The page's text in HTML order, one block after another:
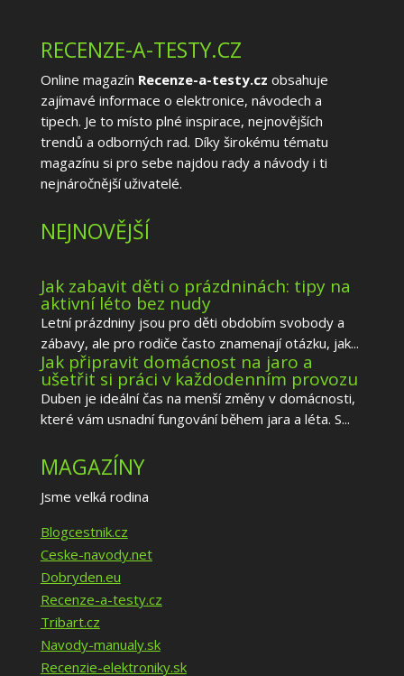
RECENZE-A-TESTY.CZ
Online magazín Recenze-a-testy.cz obsahuje
zajímavé informace o elektronice, návodech a
tipech. Je to místo plné inspirace, nejnovějších
trendů a odborných rad. Díky širokému tématu
magazínu si pro sebe najdou rady a návody i ti
nejnáročnější uživatelé.
NEJNOVĚJŠÍ
Jak zabavit děti o prázdninách: tipy na
aktivní léto bez nudy
Letní prázdniny jsou pro děti obdobím svobody a
zábavy, ale pro rodiče často znamenají otázku, jak...
Jak připravit domácnost na jaro a
ušetřit si práci v každodenním provozu
Duben je ideální čas na menší změny v domácnosti,
které vám usnadní fungování během jara a léta. S...
MAGAZÍNY
Jsme velká rodina
Blogcestnik.cz
Ceske-navody.net
Dobryden.eu
Recenze-a-testy.cz
Tribart.cz
Navody-manualy.sk
Recenzie-elektroniky.sk